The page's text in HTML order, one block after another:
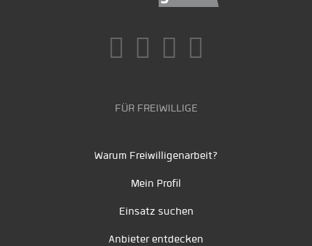
FÜR FREIWILLIGE
Warum Freiwilligenarbeit?
Mein Profil
Einsatz suchen
Anbieter entdecken